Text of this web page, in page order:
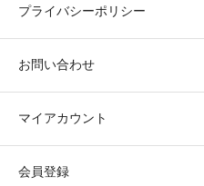
プライバシーポリシー
お問い合わせ
マイアカウント
会員登録